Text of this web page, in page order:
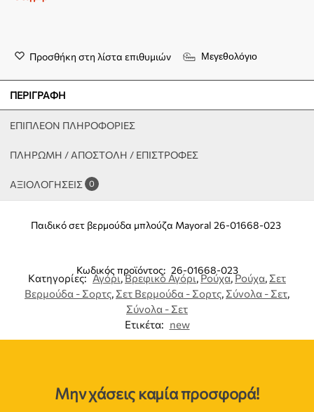
Προσθήκη στη λίστα επιθυμιών Μεγεθολόγιο
ΠΕΡΙΓΡΑΦΉ
ΕΠΙΠΛΈΟΝ ΠΛΗΡΟΦΟΡΊΕΣ
ΠΛΗΡΩΜΗ / ΑΠΟΣΤΟΛΗ / ΕΠΙΣΤΡΟΦΕΣ
ΑΞΙΟΛΟΓΉΣΕΙΣ 0
Παιδικό σετ βερμούδα μπλούζα Mayoral 26-01668-023
Κωδικός προϊόντος: 26-01668-023
Κατηγορίες: Αγόρι,Βρεφικό Αγόρι,Ρούχα,Ρούχα, Σετ
Βερμούδα - Σορτς, Σετ Βερμούδα - Σορτς, Σύνολα - Σετ,
Σύνολα - Σετ
Ετικέτα: new
Μην χάσεις καμία προσφορά!